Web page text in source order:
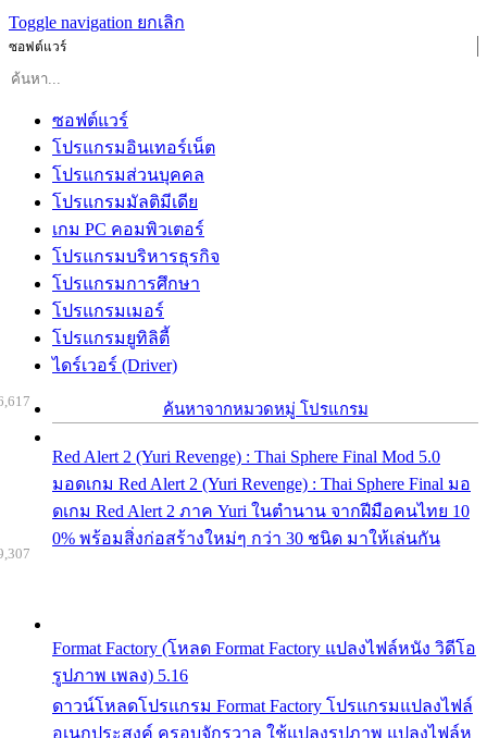
Toggle navigation ยกเลิก
ซอฟต์แวร์
ซอฟต์แวร์
โปรแกรมอินเทอร์เน็ต
โปรแกรมส่วนบุคคล
โปรแกรมมัลติมีเดีย
เกม PC คอมพิวเตอร์
โปรแกรมบริหารธุรกิจ
โปรแกรมการศึกษา
โปรแกรมเมอร์
โปรแกรมยูทิลิตี้
ไดร์เวอร์ (Driver)
ค้นหาจากหมวดหมู่ โปรแกรม
Red Alert 2 (Yuri Revenge) : Thai Sphere Final Mod 5.0
มอดเกม Red Alert 2 (Yuri Revenge) : Thai Sphere Final มอ
ดเกม Red Alert 2 ภาค Yuri ในตำนาน จากฝีมือคนไทย 10
0% พร้อมสิ่งก่อสร้างใหม่ๆ กว่า 30 ชนิด มาให้เล่นกัน
Format Factory (โหลด Format Factory แปลงไฟล์หนัง วิดีโอ
รูปภาพ เพลง) 5.16
ดาวน์โหลดโปรแกรม Format Factory โปรแกรมแปลงไฟล์
อเนกประสงค์ ครอบจักรวาล ใช้แปลงรูปภาพ แปลงไฟล์ห